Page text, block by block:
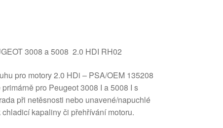
3008 a 5008 2.0 HDI RH02
pro motory 2.0 HDi – PSA/OEM 135208
pro Peugeot 3008 I a 5008 I s
při netěsnosti nebo unavené/napuchlé
kapaliny či přehřívání motoru.